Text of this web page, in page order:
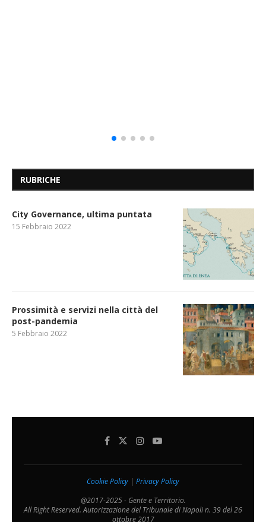
RUBRICHE
City Governance, ultima puntata
15 Febbraio 2022
Prossimità e servizi nella città del
post-pandemia
5 Febbraio 2022
Cookie Policy | Privacy Policy
@2017-2025 - Gente e Territorio.
All Right Reserved. Autorizzazione del Tribunale di Napoli n. 39 del 26
ottobre 2017